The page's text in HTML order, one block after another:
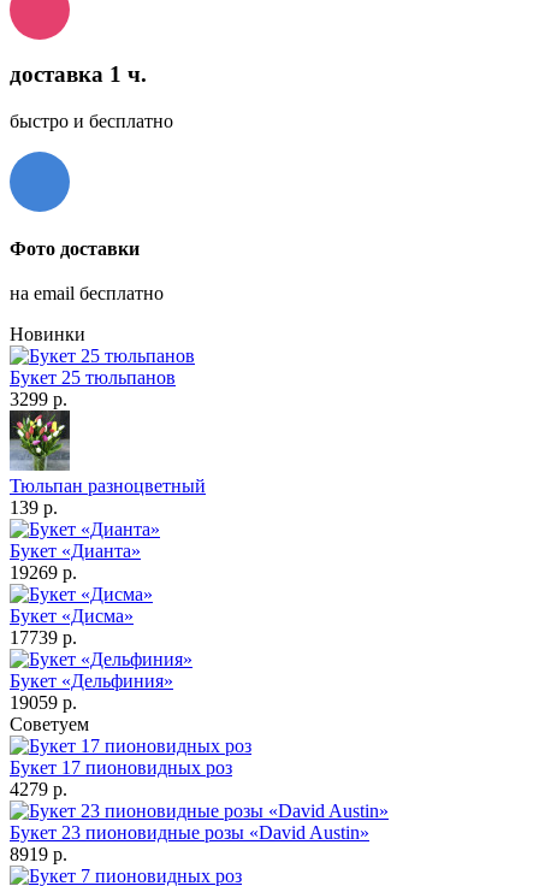
доставка 1 ч.
быстро и бесплатно
Фото доставки
на email бесплатно
Новинки
Букет 25 тюльпанов
3299 р.
Тюльпан разноцветный
139 р.
Букет «Дианта»
19269 р.
Букет «Дисма»
17739 р.
Букет «Дельфиния»
19059 р.
Советуем
Букет 17 пионовидных роз
4279 р.
Букет 23 пионовидные розы «David Austin»
8919 р.